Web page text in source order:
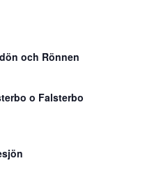
och Rönnen
o Falsterbo